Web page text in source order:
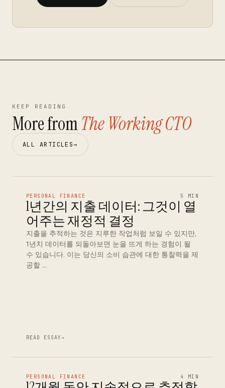
KEEP READING
More fromThe Working CTO
ALL ARTICLES→
PERSONAL FINANCE 5 MIN
1년간의 지출 데이터: 그것이 열
어주는 재정적 결정
지출을 추적하는 것은 지루한 작업처럼 보일 수 있지만,
1년치 데이터를 되돌아보면 눈을 뜨게 하는 경험이 될
수 있습니다. 이는 당신의 소비 습관에 대한 통찰력을 제
공할 …
READ ESSAY→
PERSONAL FINANCE 4 MIN